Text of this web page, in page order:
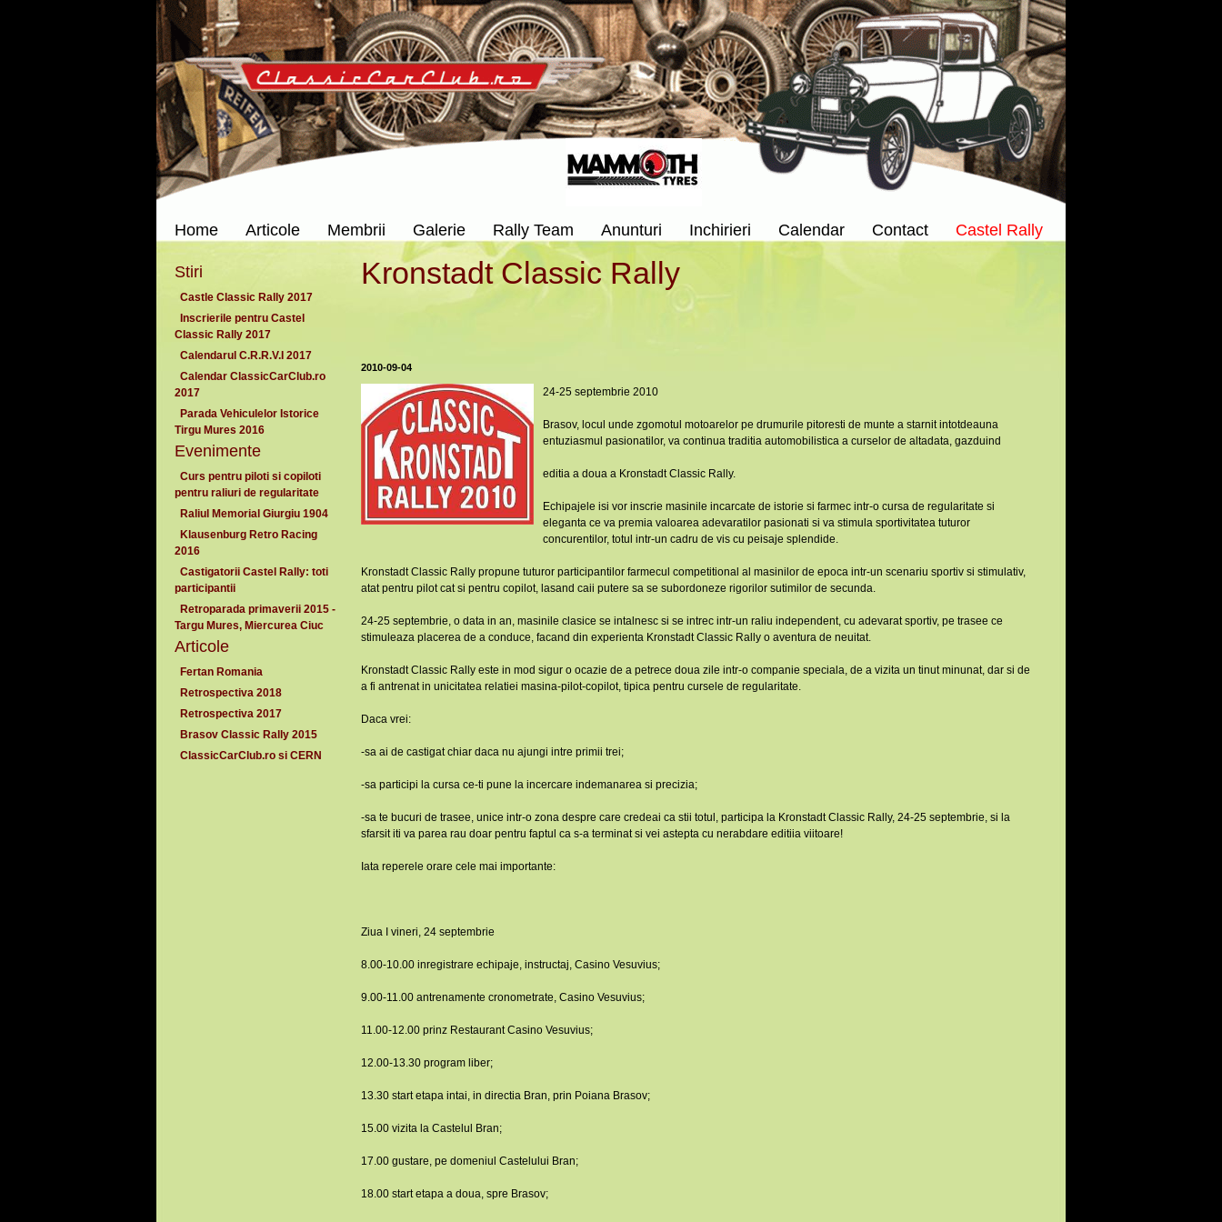
Home Articole Membrii Galerie Rally Team Anunturi Inchirieri Calendar Contact Castel Rally
Stiri
Castle Classic Rally 2017
Inscrierile pentru Castel
Classic Rally 2017
Calendarul C.R.R.V.I 2017
Calendar ClassicCarClub.ro
2017
Parada Vehiculelor Istorice
Tirgu Mures 2016
Evenimente
Curs pentru piloti si copiloti
pentru raliuri de regularitate
Raliul Memorial Giurgiu 1904
Klausenburg Retro Racing
2016
Castigatorii Castel Rally: toti
participantii
Retroparada primaverii 2015 -
Targu Mures, Miercurea Ciuc
Articole
Fertan Romania
Retrospectiva 2018
Retrospectiva 2017
Brasov Classic Rally 2015
ClassicCarClub.ro si CERN
Kronstadt Classic Rally
2010-09-04
24-25 septembrie 2010
Brasov, locul unde zgomotul motoarelor pe drumurile pitoresti de munte a starnit intotdeauna
entuziasmul pasionatilor, va continua traditia automobilistica a curselor de altadata, gazduind
editia a doua a Kronstadt Classic Rally.
Echipajele isi vor inscrie masinile incarcate de istorie si farmec intr-o cursa de regularitate si
eleganta ce va premia valoarea adevaratilor pasionati si va stimula sportivitatea tuturor
concurentilor, totul intr-un cadru de vis cu peisaje splendide.
Kronstadt Classic Rally propune tuturor participantilor farmecul competitional al masinilor de epoca intr-un scenariu sportiv si stimulativ,
atat pentru pilot cat si pentru copilot, lasand caii putere sa se subordoneze rigorilor sutimilor de secunda.
24-25 septembrie, o data in an, masinile clasice se intalnesc si se intrec intr-un raliu independent, cu adevarat sportiv, pe trasee ce
stimuleaza placerea de a conduce, facand din experienta Kronstadt Classic Rally o aventura de neuitat.
Kronstadt Classic Rally este in mod sigur o ocazie de a petrece doua zile intr-o companie speciala, de a vizita un tinut minunat, dar si de
a fi antrenat in unicitatea relatiei masina-pilot-copilot, tipica pentru cursele de regularitate.
Daca vrei:
-sa ai de castigat chiar daca nu ajungi intre primii trei;
-sa participi la cursa ce-ti pune la incercare indemanarea si precizia;
-sa te bucuri de trasee, unice intr-o zona despre care credeai ca stii totul, participa la Kronstadt Classic Rally, 24-25 septembrie, si la
sfarsit iti va parea rau doar pentru faptul ca s-a terminat si vei astepta cu nerabdare editiia viitoare!
Iata reperele orare cele mai importante:
Ziua I vineri, 24 septembrie
8.00-10.00 inregistrare echipaje, instructaj, Casino Vesuvius;
9.00-11.00 antrenamente cronometrate, Casino Vesuvius;
11.00-12.00 prinz Restaurant Casino Vesuvius;
12.00-13.30 program liber;
13.30 start etapa intai, in directia Bran, prin Poiana Brasov;
15.00 vizita la Castelul Bran;
17.00 gustare, pe domeniul Castelului Bran;
18.00 start etapa a doua, spre Brasov;